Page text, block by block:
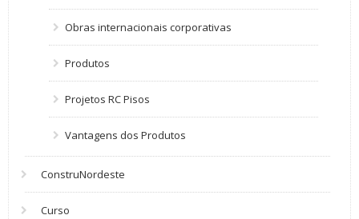
Obras internacionais corporativas
Produtos
Projetos RC Pisos
Vantagens dos Produtos
ConstruNordeste
Curso